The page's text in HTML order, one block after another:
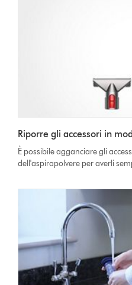
Riporre gli accessori in
È possibile agganciare gli
dell'aspirapolvere per averli